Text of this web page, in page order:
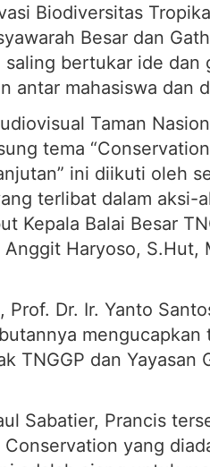
Biodiversitas
Besar dan
bertukar ide dan
antar mahasiswa dan
Taman
tema
ini diikuti oleh
terlibat dalam aksi-
Kepala Balai Besar
Anggit Haryoso, S.Hut,
Dr. Ir. Yanto
TNGGP dan Yayasan
Sabatier, Prancis
yang